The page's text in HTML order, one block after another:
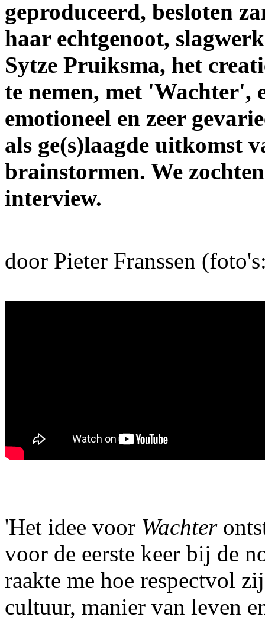
geproduceerd, besloten
haar echtgenoot,
Sytze Pruiksma, het
te nemen, met 'Wachter',
emotioneel en zeer
als ge(s)laagde uitkomst
brainstormen. We
interview.
door Pieter Franssen
'Het idee voor Wachter
voor de eerste keer bij de
raakte me hoe respectvol
cultuur, manier van leven